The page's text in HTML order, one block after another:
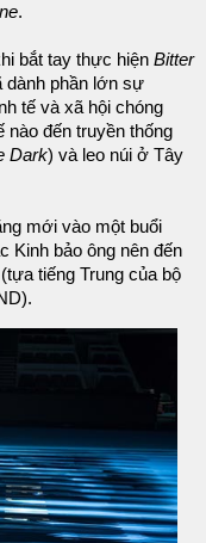
.
bắt tay thực hiện Bitter
dành phần lớn sự
tế và xã hội chóng
nào đến truyền thống
Dark) và leo núi ở Tây
mới vào một buổi
Kinh bảo ông nên đến
tiếng Trung của bộ